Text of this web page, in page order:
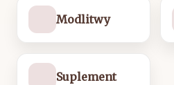
Modlitwy
Suplement